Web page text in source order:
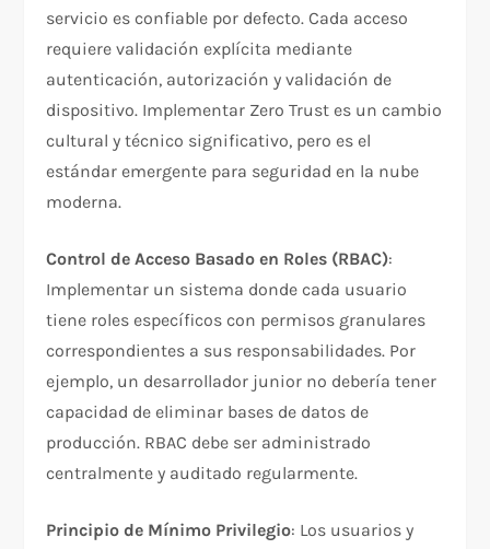
servicio es confiable por defecto. Cada acceso
requiere validación explícita mediante
autenticación, autorización y validación de
dispositivo. Implementar Zero Trust es un cambio
cultural y técnico significativo, pero es el
estándar emergente para seguridad en la nube
moderna.​
Control de Acceso Basado en Roles (RBAC):
Implementar un sistema donde cada usuario
tiene roles específicos con permisos granulares
correspondientes a sus responsabilidades. Por
ejemplo, un desarrollador junior no debería tener
capacidad de eliminar bases de datos de
producción. RBAC debe ser administrado
centralmente y auditado regularmente.​
Principio de Mínimo Privilegio: Los usuarios y